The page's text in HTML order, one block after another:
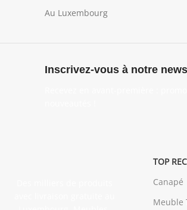
Au Luxembourg
Inscrivez-vous à notre
TOP
Canapé
Meuble